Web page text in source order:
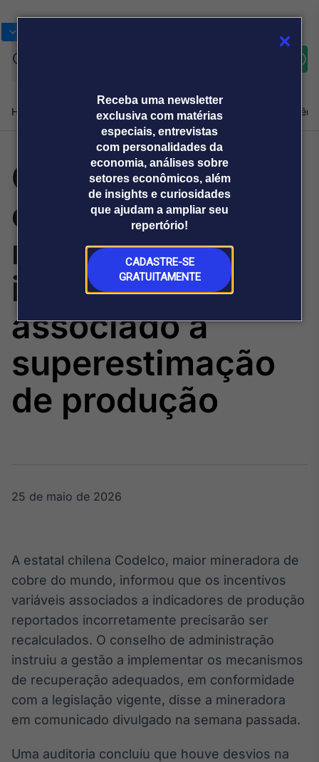
Receba uma newsletter
exclusiva com matérias
especiais, entrevistas
com personalidades da
economia, análises sobre
setores econômicos, além
de insights e curiosidades
que ajudam a ampliar seu
repertório!
CADASTRE-SE
GRATUITAMENTE
Home Produtos e soluçõesNotíciasBlogWeekend
Plataformas
Broadcast
Broadcast+
O mercado
financeiro em
tempo real
Broadcast
Agro
Tudo sobre o
agronegócio
O setor de
energia elétrica
no Brasil
Broadcast
White Label
Plataforma para
conteúdos
personalizados
Soluções de Dados
e Conteúdos
Broadcast
Sobre nós Releases Broadcast
Prêmio Broadcast
Analistas
Prêmio Broadcast
Empresas
Agências de
comunicação
Releases
Codelco cita
exigência de
recalcular
incentivo variável
associado à
superestimação
de produção
25 de maio de 2026
A estatal chilena Codelco, maior mineradora de
cobre do mundo, informou que os incentivos
variáveis associados a indicadores de produção
reportados incorretamente precisarão ser
recalculados. O conselho de administração
instruiu a gestão a implementar os mecanismos
de recuperação adequados, em conformidade
com a legislação vigente, disse a mineradora
em comunicado divulgado na semana passada.
Uma auditoria concluiu que houve desvios na